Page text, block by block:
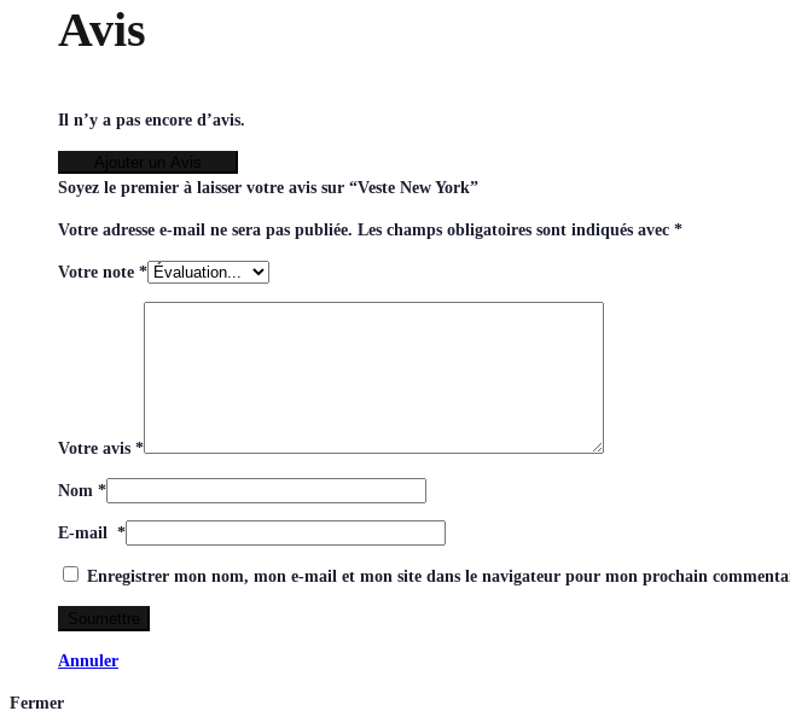
Avis
Il n’y a pas encore d’avis.
Soyez le premier à laisser votre avis sur “Veste New York”
Votre adresse e-mail ne sera pas publiée. Les champs obligatoires sont indiqués avec *
Votre note *
Votre avis *
Nom *
E-mail *
Enregistrer mon nom, mon e-mail et mon site dans le navigateur pour mon prochain
Annuler
Fermer